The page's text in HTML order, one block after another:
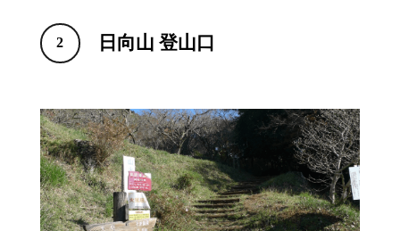
2 日向山 登山口